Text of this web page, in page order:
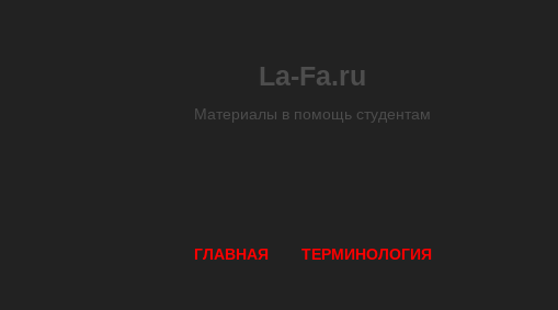
La-Fa.ru
Материалы в помощь студентам
ГЛАВНАЯ ТЕРМИНОЛОГИЯ